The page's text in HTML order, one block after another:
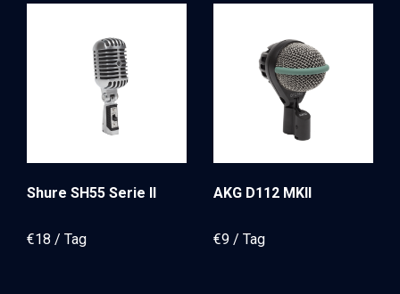
Shure SH55 Serie II
€18
AKG D112 MKII
€9